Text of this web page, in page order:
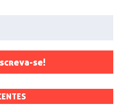
se!